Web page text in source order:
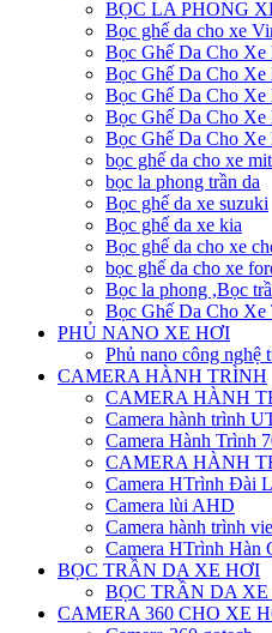
BỌC LA PHONG
Bọc ghế da cho xe
Bọc Ghế Da Cho Xe
Bọc Ghế Da Cho Xe
Bọc Ghế Da Cho Xe
Bọc Ghế Da Cho Xe
Bọc Ghế Da Cho Xe
bọc ghế da cho xe
bọc la phong trần da
Bọc ghế da xe suzuki
Bọc ghế da xe kia
Bọc ghế da cho xe
bọc ghế da cho xe
Bọc la phong ,Bọc
Bọc Ghế Da Cho Xe
PHỦ NANO XE HƠI
Phủ nano công nghệ
CAMERA HÀNH TRÌNH
CAMERA HÀNH
Camera hành trình
Camera Hành Trình
CAMERA HÀNH
Camera HTrình Đài
Camera lùi AHD
Camera hành trình
Camera HTrình Hàn
BỌC TRẦN DA XE HƠI
BỌC TRẦN DA
CAMERA 360 CHO XE